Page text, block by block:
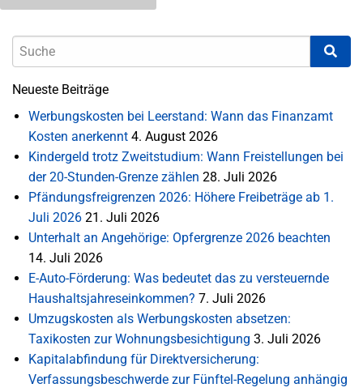
Neueste Beiträge
Werbungskosten bei Leerstand: Wann das Finanzamt
Kosten anerkennt 4. August 2026
Kindergeld trotz Zweitstudium: Wann Freistellungen bei
der 20-Stunden-Grenze zählen 28. Juli 2026
Pfändungsfreigrenzen 2026: Höhere Freibeträge ab 1.
Juli 2026 21. Juli 2026
Unterhalt an Angehörige: Opfergrenze 2026 beachten
14. Juli 2026
E-Auto-Förderung: Was bedeutet das zu versteuernde
Haushaltsjahreseinkommen? 7. Juli 2026
Umzugskosten als Werbungskosten absetzen:
Taxikosten zur Wohnungsbesichtigung 3. Juli 2026
Kapitalabfindung für Direktversicherung:
Verfassungsbeschwerde zur Fünftel-Regelung anhängig